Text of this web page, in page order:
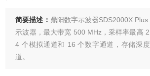
简要描述： 鼎阳数字示波器SDS2000X
示波器，最大带宽 500 MHz，采样率最高
4 个模拟通道和 16 个数字通道，存储深
道。